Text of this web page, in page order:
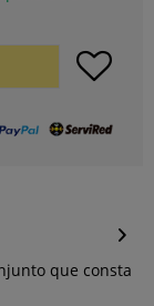
que consta